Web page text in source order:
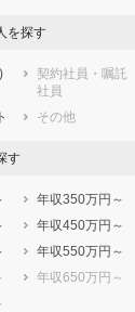
小牧市
新城市
大府市
知立市
田原市
清須市
弥富市
あま市
を探す
契約社員・嘱託
社員
その他
す
年収350万円～
年収450万円～
年収550万円～
年収650万円～